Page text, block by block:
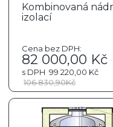
Kombinovaná
izolací
Cena bez DPH:
82 000,00 Kč
s DPH 99 220,00 Kč
106 830,90Kč